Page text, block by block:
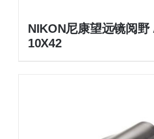
NIKON尼康望远镜阅野
10X42